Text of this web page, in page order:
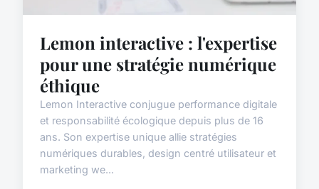
Lemon interactive : l'expertise
pour une stratégie numérique
éthique
Lemon Interactive conjugue performance digitale
et responsabilité écologique depuis plus de 16
ans. Son expertise unique allie stratégies
numériques durables, design centré utilisateur et
marketing we...